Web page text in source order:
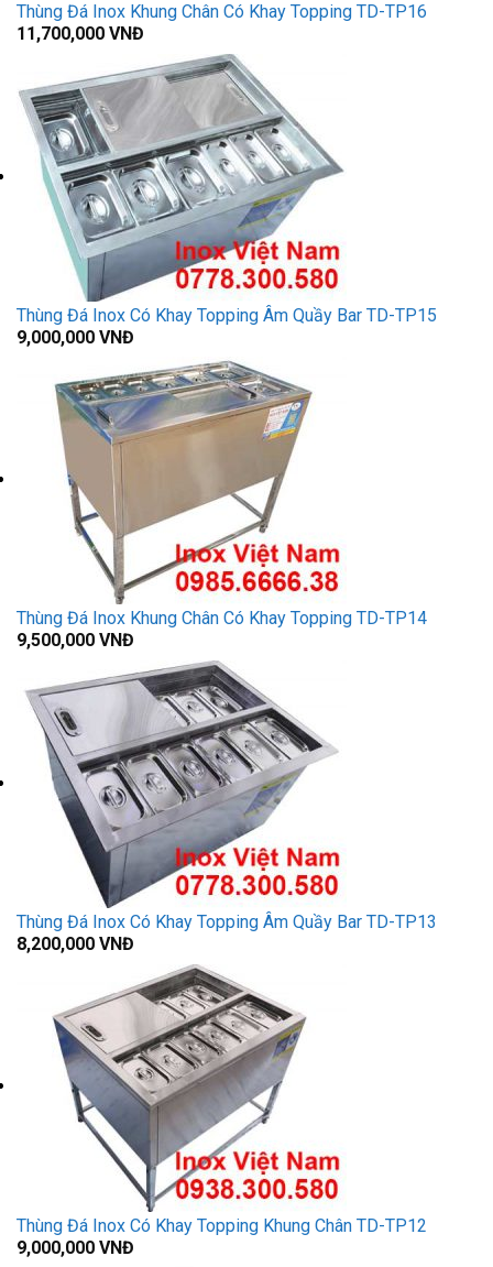
Thùng Đá Inox Khung Chân Có Khay Topping TD-TP16
11,700,000 VNĐ
Thùng Đá Inox Có Khay Topping Âm Quầy Bar TD-TP15
9,000,000 VNĐ
Thùng Đá Inox Khung Chân Có Khay Topping TD-TP14
9,500,000 VNĐ
Thùng Đá Inox Có Khay Topping Âm Quầy Bar TD-TP13
8,200,000 VNĐ
Thùng Đá Inox Có Khay Topping Khung Chân TD-TP12
9,000,000 VNĐ